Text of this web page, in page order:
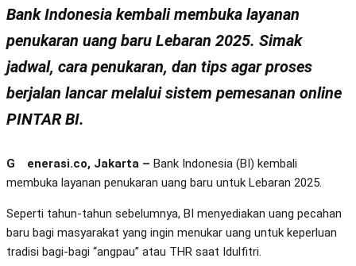
Bank Indonesia kembali membuka layanan
penukaran uang baru Lebaran 2025. Simak
jadwal, cara penukaran, dan tips agar proses
berjalan lancar melalui sistem pemesanan online
PINTAR BI.
Generasi.co, Jakarta – Bank Indonesia (BI) kembali
membuka layanan penukaran uang baru untuk Lebaran 2025.
Seperti tahun-tahun sebelumnya, BI menyediakan uang pecahan
baru bagi masyarakat yang ingin menukar uang untuk keperluan
tradisi bagi-bagi “angpau” atau THR saat Idulfitri.